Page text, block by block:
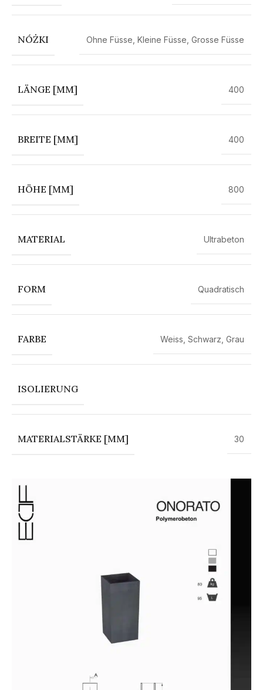
NÓŻKI Ohne Füsse Kleine Füsse Grosse Füsse
LÄNGE [MM] 400
BREITE [MM] 400
HÖHE [MM] 800
MATERIAL Ultrabeton
FORM Quadratisch
FARBE Weiss Schwarz Grau
ISOLIERUNG
MATERIALSTÄRKE [MM] 30